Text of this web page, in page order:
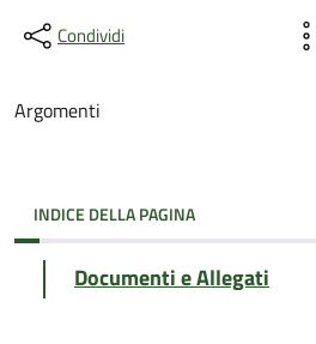
Condividi
Argomenti
INDICE DELLA PAGINA
Documenti e Allegati